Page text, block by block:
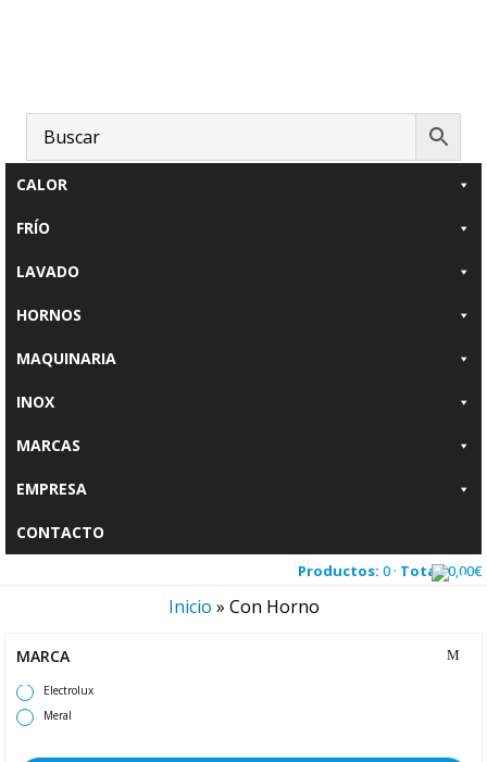
página
CALOR
FRÍO
LAVADO
HORNOS
MAQUINARIA
INOX
MARCAS
EMPRESA
CONTACTO
Productos: 0 · Total:0,00€
Inicio » Con Horno
MARCA
Electrolux
Meral